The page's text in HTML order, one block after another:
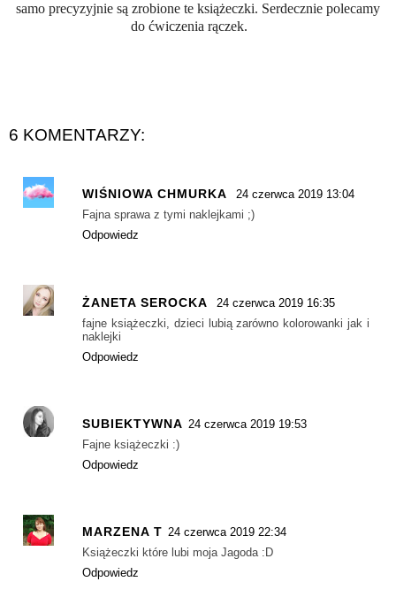
samo precyzyjnie są zrobione te książeczki. Serdecznie polecamy
do ćwiczenia rączek.
6 KOMENTARZY:
WIŚNIOWA CHMURKA
24 czerwca 2019 13:04
Fajna sprawa z tymi naklejkami ;)
Odpowiedz
ŻANETA SEROCKA
24 czerwca 2019 16:35
fajne książeczki, dzieci lubią zarówno kolorowanki jak i
naklejki
Odpowiedz
SUBIEKTYWNA 24 czerwca 2019 19:53
Fajne książeczki :)
Odpowiedz
MARZENA T 24 czerwca 2019 22:34
Książeczki które lubi moja Jagoda :D
Odpowiedz